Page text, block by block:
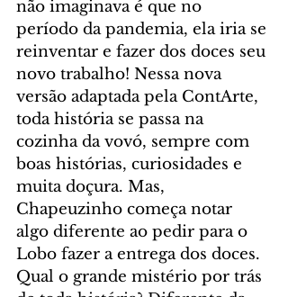
não imaginava é que no
período da pandemia, ela iria se
reinventar e fazer dos doces seu
novo trabalho! Nessa nova
versão adaptada pela ContArte,
toda história se passa na
cozinha da vovó, sempre com
boas histórias, curiosidades e
muita doçura. Mas,
Chapeuzinho começa notar
algo diferente ao pedir para o
Lobo fazer a entrega dos doces.
Qual o grande mistério por trás